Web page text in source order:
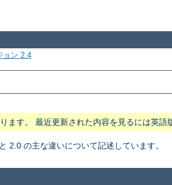
ョン 2.4
ます。 最近更新された内容を見るには英語
2.0 の主な違いについて記述しています。